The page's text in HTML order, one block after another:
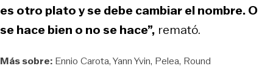
es otro plato y se debe cambiar el nombre. O
se hace bien o no se hace”, remató.
Más sobre: Ennio Carota Yann Yvin Pelea Round